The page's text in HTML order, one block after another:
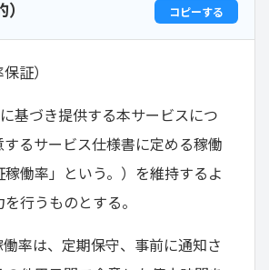
コピーする
証）
基づき提供する本サービスにつ
するサービス仕様書に定める稼働
働率」という。）を維持するよ
行うものとする。
率は、定期保守、事前に通知さ